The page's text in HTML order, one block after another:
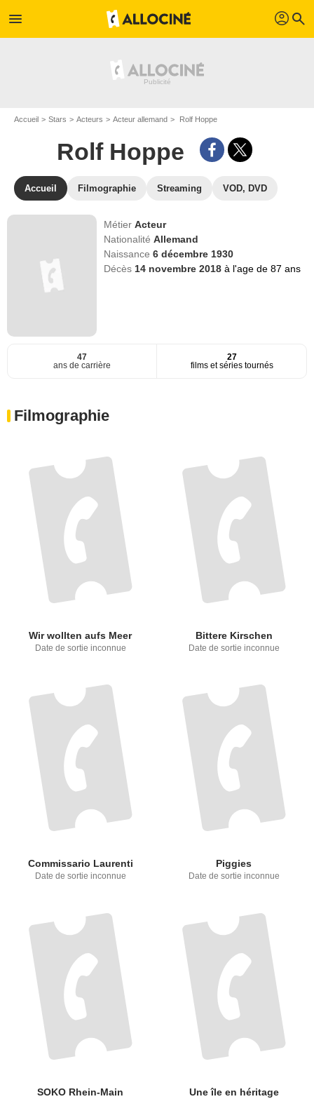
menu profil search
Accueil Stars Acteurs Acteur allemand Rolf Hoppe
Rolf Hoppe
Accueil Filmographie Streaming VOD, DVD
MétierActeur
NationalitéAllemand
Naissance6 décembre 1930
Décès 14 novembre 2018à l'age de 87 ans
47
ans de carrière
27
films et séries tournés
Filmographie
Wir wollten aufs Meer
Date de sortie inconnue
Bittere Kirschen
Date de sortie inconnue
Commissario Laurenti
Date de sortie inconnue
Piggies
Date de sortie inconnue
SOKO Rhein-Main Une île en héritage